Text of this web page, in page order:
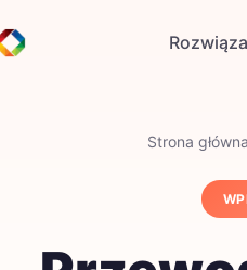
Strona główna